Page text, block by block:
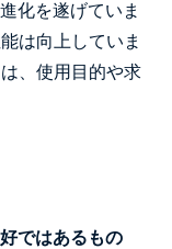
化を遂げていま
は向上していま
、使用目的や求
ではあるもの